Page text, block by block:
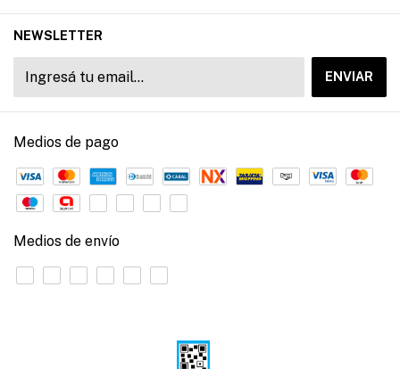
NEWSLETTER
Medios de pago
Medios de envío